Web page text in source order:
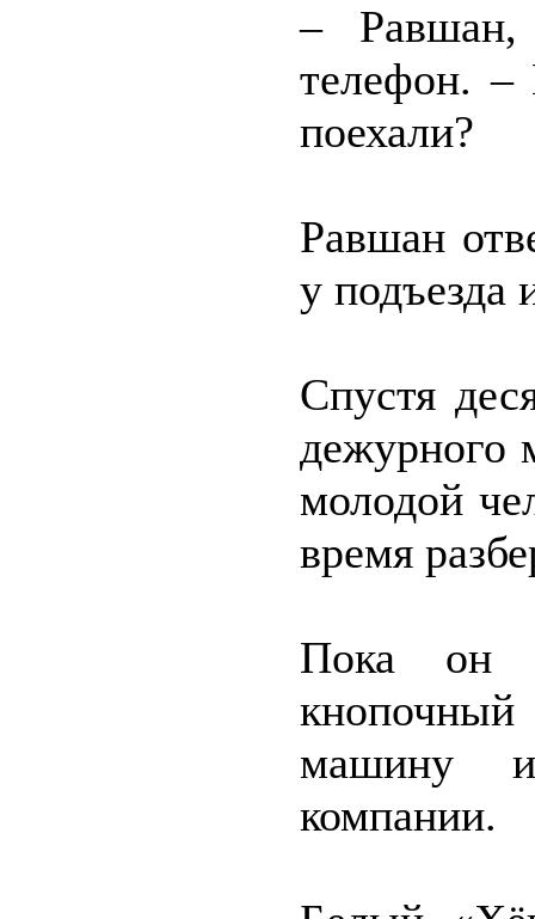
–
телефон. –
поехали?
Равшан
у подъезда
Спустя
дежурного
молодой
время
Пока он
кнопочный
машину
компании.